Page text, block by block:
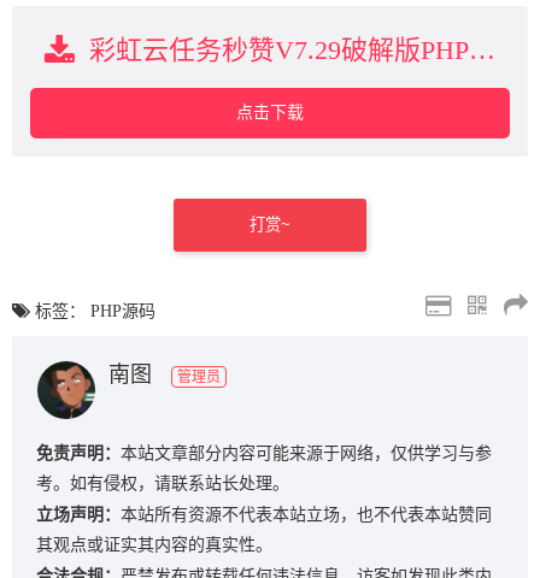
彩虹云任务秒赞V7.29破解版PHP源码 支持开通分站下载
点击下载
打赏~
标签： PHP源码
南图 管理员
免责声明： 本站文章部分内容可能来源于网络，仅供学习与参
考。如有侵权，请联系站长处理。
立场声明： 本站所有资源不代表本站立场，也不代表本站赞同
其观点或证实其内容的真实性。